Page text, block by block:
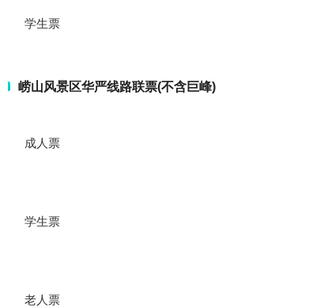
学生票
崂山风景区华严线路联票(不含巨峰)
成人票
学生票
老人票